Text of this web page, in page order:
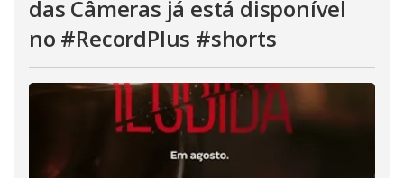
das Câmeras já está disponível
no #RecordPlus #shorts